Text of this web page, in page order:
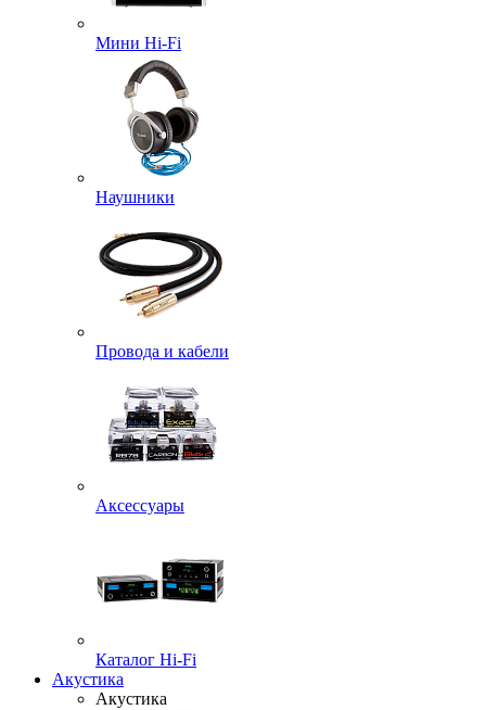
Мини Hi-Fi
Наушники
Провода и кабели
Аксессуары
Каталог Hi-Fi
Акустика
Акустика